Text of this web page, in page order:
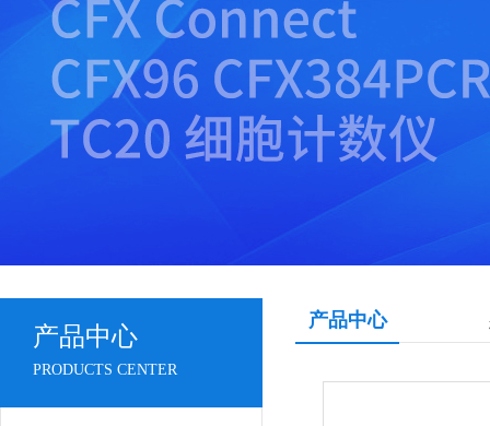
产品中心
PRODUCTS CENTER
产品中心